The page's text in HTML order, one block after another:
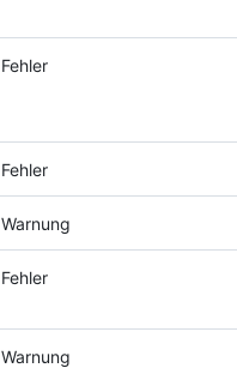
Fehler
Fehler
Warnung
Fehler
Warnung